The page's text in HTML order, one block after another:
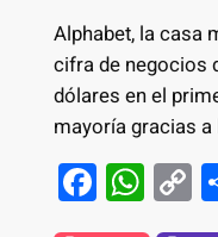
Alphabet, la casa
cifra de negocios
dólares en el
mayoría gracias a
F
a
W
h
C
o